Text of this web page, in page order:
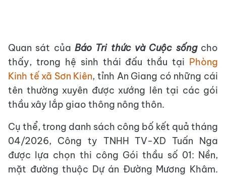
Quan sát của Báo Tri thức và Cuộc sốngcho
thấy, trong hệ sinh thái đấu thầu tại Phòng
Kinh tế xã Sơn Kiên, tỉnh An Giang có những cái
tên thường xuyên được xướng lên tại các gói
thầu xây lắp giao thông nông thôn.
Cụ thể, trong danh sách công bố kết quả tháng
04/2026, Công ty TNHH TV-XD Tuấn Nga
được lựa chọn thi công Gói thầu số 01: Nền,
mặt đường thuộc Dự án Đường Mương Khâm.